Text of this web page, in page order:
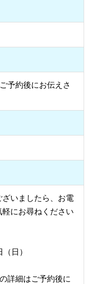
予約後にお伝えさ
いましたら、お電
にお尋ねください
日）
詳細はご予約後に